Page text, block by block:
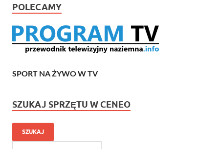
POLECAMY
SPORT NA ŻYWO W TV
SZUKAJ SPRZĘTU W CENEO
SZUKAJ